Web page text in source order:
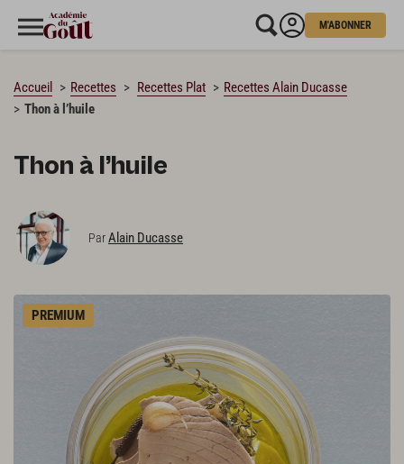
M'ABONNER
Accueil Recettes Recettes Plat
Recettes Alain Ducasse
Thon à l’huile
Thon à l’huile
ParAlain Ducasse
PREMIUM
CHARGEMENT…